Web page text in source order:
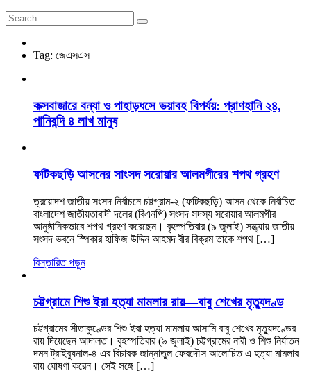
Tag: জেএসএস
কক্সবাজারে বন্যা ও পাহাড়ধসে ভয়াবহ বিপর্যয়: প্রাণহানি ২৪,
পানিবন্দি ৪ লাখ মানুষ
ফটিকছড়ি আসনের সাংসদ সরোয়ার আলমগীরের শপথ গ্রহণ
ত্রয়োদশ জাতীয় সংসদ নির্বাচনে চট্টগ্রাম-২ (ফটিকছড়ি) আসন থেকে নির্বাচিত
বাংলাদেশ জাতীয়তাবাদী দলের (বিএনপি) সংসদ সদস্য সরোয়ার আলমগীর
আনুষ্ঠানিকভাবে শপথ গ্রহণ করেছেন। বৃহস্পতিবার (৯ জুলাই) সন্ধ্যায় জাতীয়
সংসদ ভবনে স্পিকার হাফিজ উদ্দিন আহমদ বীর বিক্রম তাকে শপথ […]
বিস্তারিত পড়ুন
চট্টগ্রামে শিশু ইরা হত্যা মামলার রায়—বাবু শেখের মৃত্যুদণ্ড
চট্টগ্রামের সীতাকুণ্ডের শিশু ইরা হত্যা মামলায় আসামি বাবু শেখের মৃত্যুদণ্ডের
রায় দিয়েছেন আদালত। বৃহস্পতিবার (৯ জুলাই) চট্টগ্রামের নারী ও শিশু নির্যাতন
দমন ট্রাইব্যুনাল-৪ এর বিচারক জান্নাতুল ফেরদৌস আলোচিত এ হত্যা মামলার
রায় ঘোষণা করেন। সেই সঙ্গে […]